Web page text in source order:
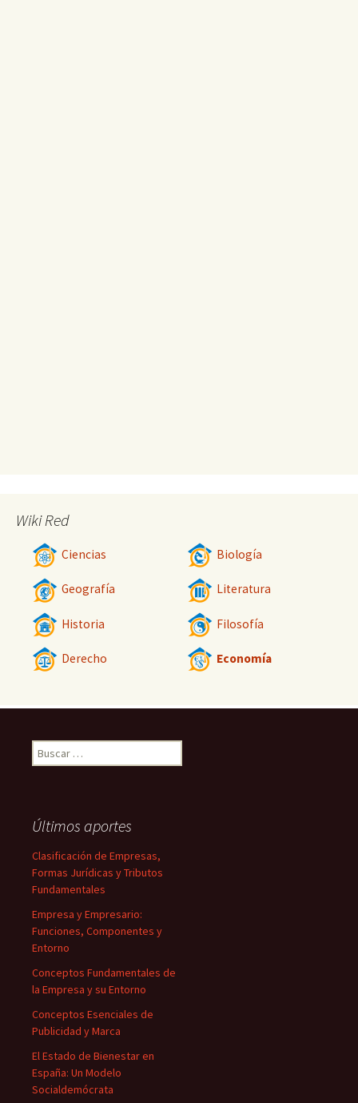
Wiki Red
Ciencias Biología
Geografía Literatura
Historia Filosofía
Derecho Economía
Buscar:
Últimos aportes
Clasificación de Empresas,
Formas Jurídicas y Tributos
Fundamentales
Empresa y Empresario:
Funciones, Componentes y
Entorno
Conceptos Fundamentales de
la Empresa y su Entorno
Conceptos Esenciales de
Publicidad y Marca
El Estado de Bienestar en
España: Un Modelo
Socialdemócrata